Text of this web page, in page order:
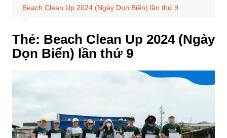
Beach Clean Up 2024 (Ngày Dọn Biển) lần thứ 9
Thẻ: Beach Clean Up 2024 (Ngày
Dọn Biển) lần thứ 9